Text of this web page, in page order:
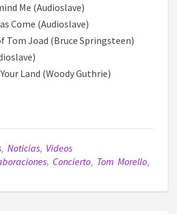
Me (Audioslave)
Come (Audioslave)
Tom Joad (Bruce Springsteen)
Land (Woody Guthrie)
, Noticias, Videos
, Concierto, Tom Morello,